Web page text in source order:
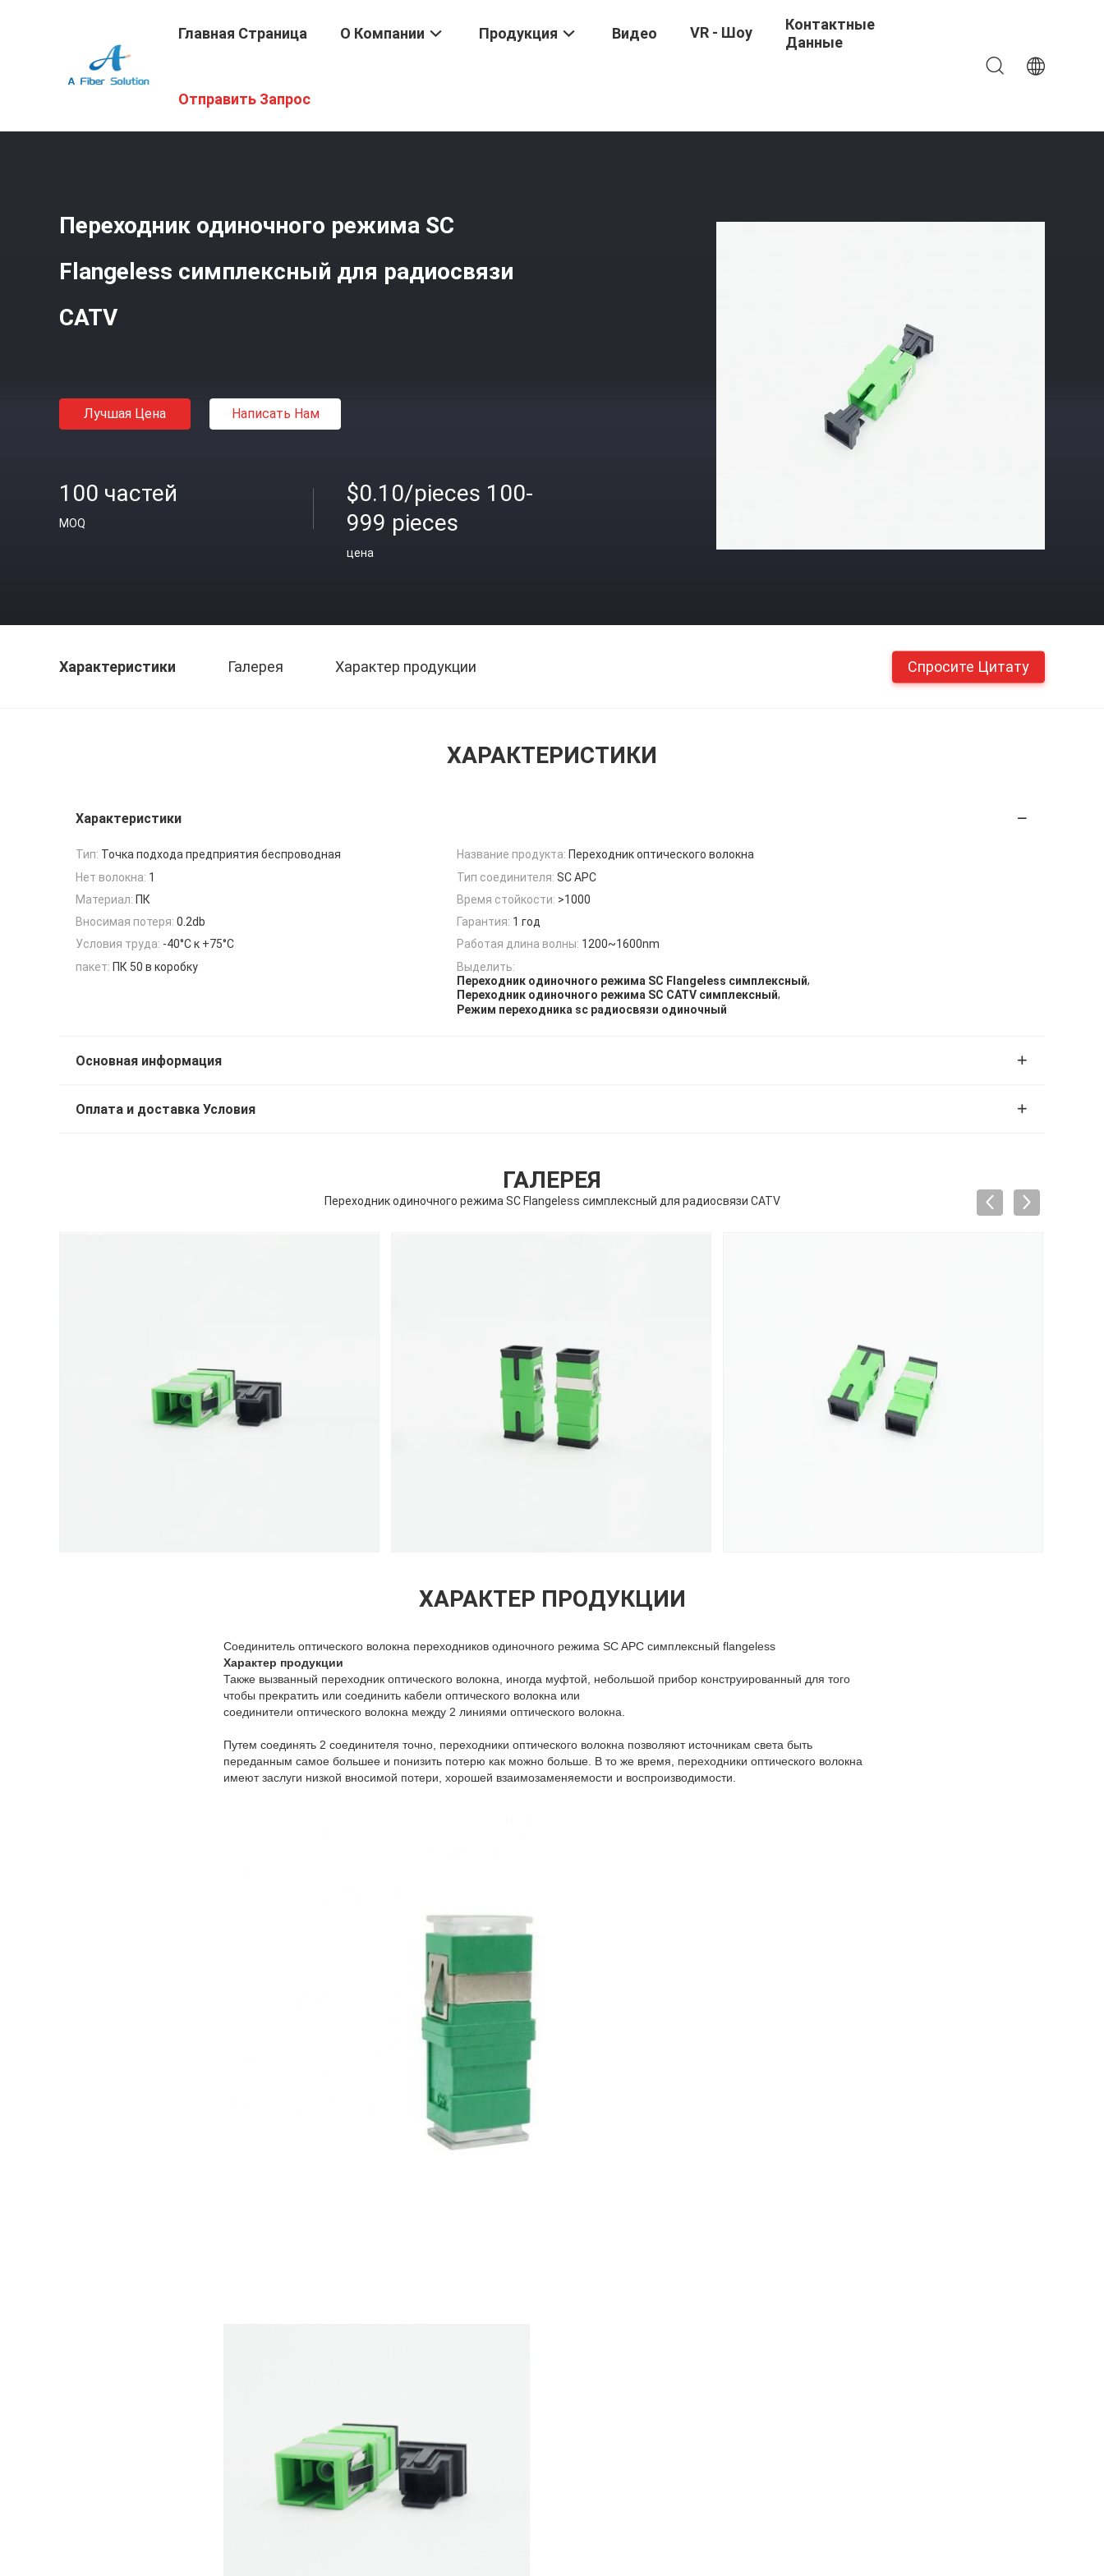
Главная Страница О Компании Продукция Видео VR - Шоу
Контактные
Данные
Отправить Запрос
Главная Страница
Переходник одиночного режима SC
Flangeless симплексный для радиосвязи
CATV
Лучшая Цена Написать Нам
100 частей
MOQ
$0.10/pieces 100-
999 pieces
цена
Характеристики Галерея Характер продукции Спросите Цитату
ХАРАКТЕРИСТИКИ
Характеристики
Тип: Точка подхода предприятия беспроводная Название продукта: Переходник оптического волокна
Нет волокна: 1 Тип соединителя: SC APC
Материал: ПК Время стойкости: >1000
Вносимая потеря: 0.2db Гарантия: 1 год
Условия труда: -40°C к +75°C Работая длина волны: 1200~1600nm
пакет: ПК 50 в коробку
Выделить:
Переходник одиночного режима SC Flangeless симплексный,
Переходник одиночного режима SC CATV симплексный,
Режим переходника sc радиосвязи одиночный
Основная информация
Оплата и доставка Условия
ГАЛЕРЕЯ
Переходник одиночного режима SC Flangeless симплексный для радиосвязи CATV
ХАРАКТЕР ПРОДУКЦИИ
Соединитель оптического волокна переходников одиночного режима SC APC симплексный flangeless
Характер продукции
Также вызванный переходник оптического волокна, иногда муфтой, небольшой прибор конструированный для того
чтобы прекратить или соединить кабели оптического волокна или
соединители оптического волокна между 2 линиями оптического волокна.
Путем соединять 2 соединителя точно, переходники оптического волокна позволяют источникам света быть
переданным самое большее и понизить потерю как можно больше. В то же время, переходники оптического волокна
имеют заслуги низкой вносимой потери, хорошей взаимозаменяемости и воспроизводимости.